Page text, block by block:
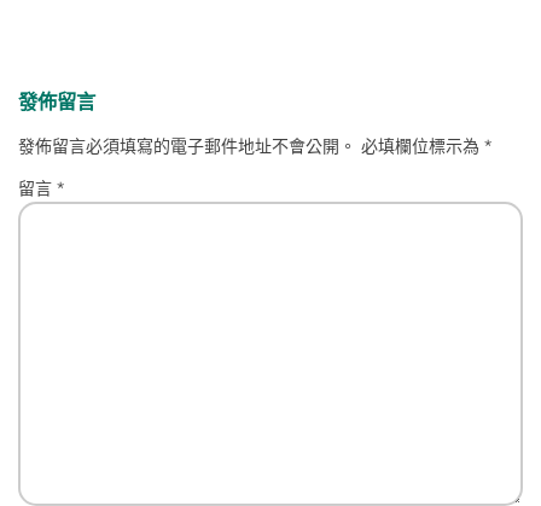
發佈留言
發佈留言必須填寫的電子郵件地址不會公開。 必填欄位標示為*
留言*